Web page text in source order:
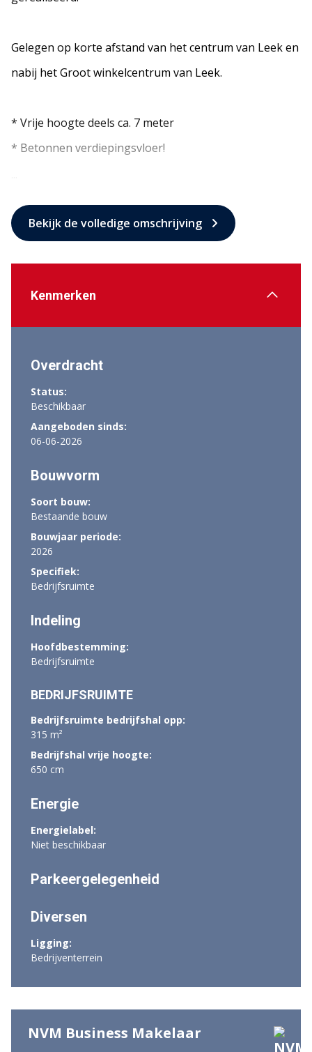
Gelegen op korte afstand van het centrum van Leek en
nabij het Groot winkelcentrum van Leek.
* Vrije hoogte deels ca. 7 meter
* Betonnen verdiepingsvloer!
Bekijk de volledige omschrijving
Kenmerken
Overdracht
Status:
Beschikbaar
Aangeboden sinds:
06-06-2026
Bouwvorm
Soort bouw:
Bestaande bouw
Bouwjaar periode:
2026
Specifiek:
Bedrijfsruimte
Indeling
Hoofdbestemming:
Bedrijfsruimte
BEDRIJFSRUIMTE
Bedrijfsruimte bedrijfshal opp:
315 m²
Bedrijfshal vrije hoogte:
650 cm
Energie
Energielabel:
Niet beschikbaar
Parkeergelegenheid
Diversen
Ligging:
Bedrijventerrein
NVM Business Makelaar